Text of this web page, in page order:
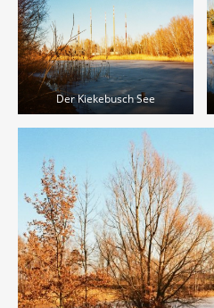
Der Kiekebusch See